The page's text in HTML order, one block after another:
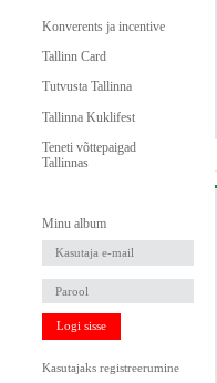
Konverents ja incentive
Tallinn Card
Tutvusta Tallinna
Tallinna Kuklifest
Teneti võttepaigad
Tallinnas
Minu album
Logi sisse
Kasutajaks registreerumine